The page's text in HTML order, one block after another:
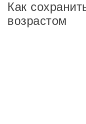
Как
возрастом